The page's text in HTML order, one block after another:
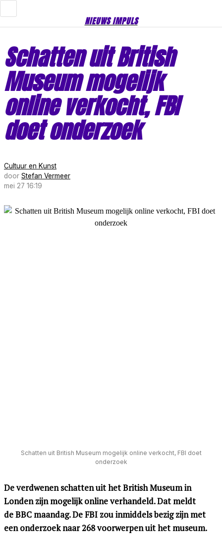
NIEUWS IMPULS
Schatten uit British
Museum mogelijk
online verkocht, FBI
doet onderzoek
Cultuur en Kunst
door Stefan Vermeer
mei 27 16:19
Schatten uit British Museum mogelijk online verkocht, FBI doet
onderzoek
De verdwenen schatten uit het British Museum in
Londen zijn mogelijk online verhandeld. Dat meldt
de BBC maandag. De FBI zou inmiddels bezig zijn met
een onderzoek naar 268 voorwerpen uit het museum.